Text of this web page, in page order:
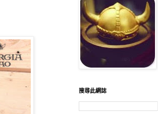
搜尋此網誌